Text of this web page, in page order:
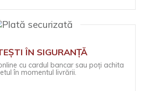
ÎN SIGURANȚĂ
cu cardul bancar sau poți achita
în momentul livrării.